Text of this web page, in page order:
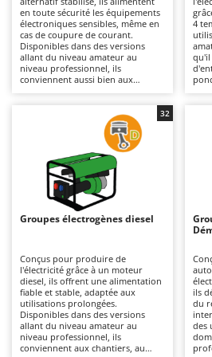
Autolaveuses
Autres produits
B
Balayeuses
Bancs de scie pour le bois -
Bennes pour tracteur
Brosses pour sols extérieurs
Brouettes à moteur
Broyeurs à axe horizontal
Butteurs pour tracteur
C
Chargeurs de batterie -
Charrues pour tracteur
Ambrogio Robot
Annovi Reverberi
ANTHBOT
Archman
Argo
Ariete
Artus
Attila
Awelco
B
Baesso
Bahco
en toute sécurité les équipements
électroniques sensibles, même en
cas de coupure de courant.
Disponibles dans des versions
allant du niveau amateur au
niveau professionnel, ils
conviennent aussi bien aux
d'entretien, grâce à des modèles
compacts et faciles à transporter.
Par rapport aux groupes
électrogènes classiques, ils limitent
les variations de tension,
améliorent la protection des
appareils raccordés et se
distinguent généralement par un
fonctionnement plus silencieux. Ils
constituent une solution idéale
pour ceux qui recherchent une
déplacement. Il est recommandé
de les stocker dans un endroit sec
et bien ventilé, de nettoyer
régulièrement les grilles et
d'effectuer l'entretien courant du
moteur (filtre à air, huile et
bougie).
4
qu'il
de
et
Groupes électrogènes diesel
Conçus pour produire de
l'électricité grâce à un moteur
diesel, ils offrent une alimentation
fiable et stable, adaptée aux
utilisations prolongées.
Disponibles dans des versions
allant du niveau amateur au
niveau professionnel, ils
conviennent aux chantiers, au
32
ils
du
des